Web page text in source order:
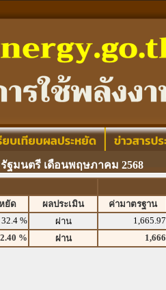
ฐมนตรี เดือนพฤษภาคม 2568
ยัด ผลประเมิน ค่ามาตรฐาน
32.4 % ผ่าน 1,665.97
% ผ่าน 1,666